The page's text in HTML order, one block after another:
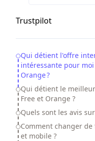
Trustpilot
Table of Contents
Qui détient l'offre
intéressante pour
Orange ?
Qui détient le
Free et Orange ?
Quels sont les avis
Comment changer
et mobile ?